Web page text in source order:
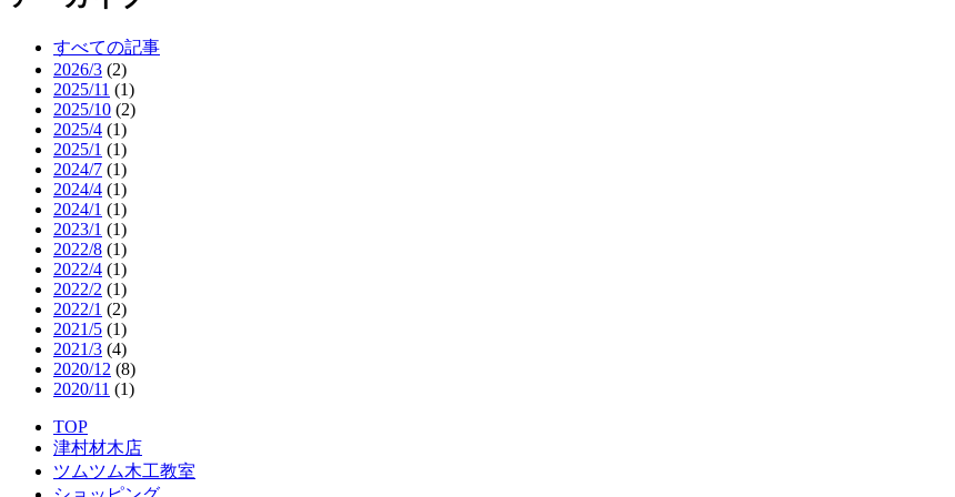
すべての記事
2026/3 (2)
2025/11 (1)
2025/10 (2)
2025/4 (1)
2025/1 (1)
2024/7 (1)
2024/4 (1)
2024/1 (1)
2023/1 (1)
2022/8 (1)
2022/4 (1)
2022/2 (1)
2022/1 (2)
2021/5 (1)
2021/3 (4)
2020/12 (8)
2020/11 (1)
TOP
津村材木店
ツムツム木工教室